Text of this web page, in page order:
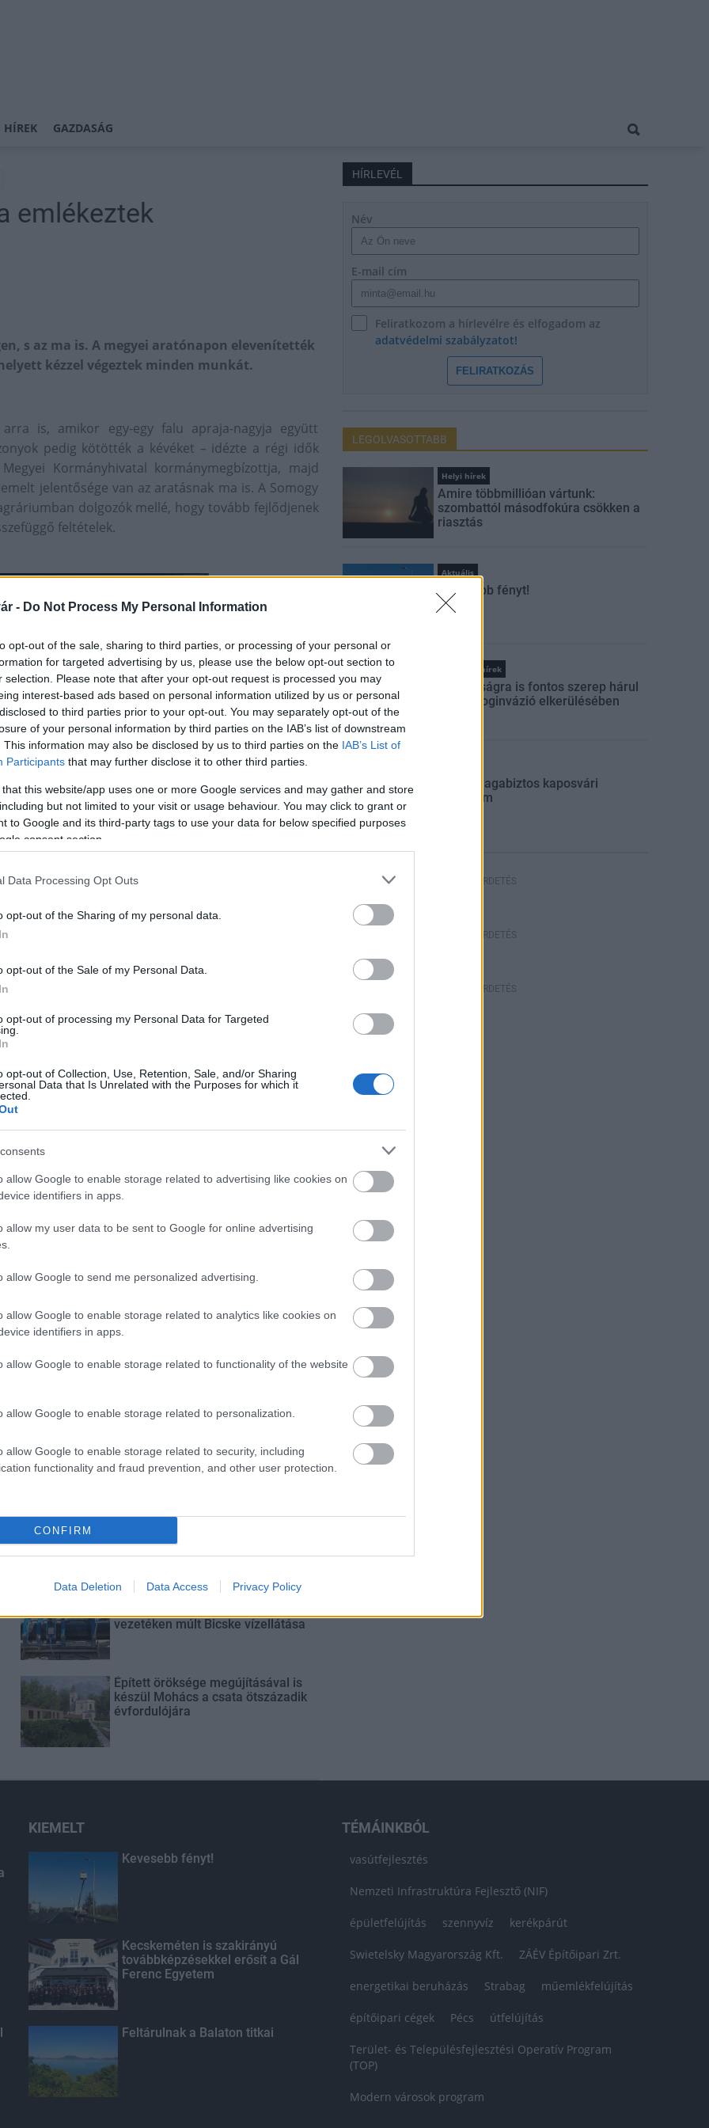
- Do Not Process My Personal Information
opt-out of the sale, sharing to third parties, or processing of your personal or
for targeted advertising by us, please use the below opt-out section to
selection. Please note that after your opt-out request is processed you may
interest-based ads based on personal information utilized by us or personal
to third parties prior to your opt-out. You may separately opt-out of the
of your personal information by third parties on the IAB’s list of downstream
This information may also be disclosed by us to third parties on the IAB’s List of
Participants that may further disclose it to other third parties.
that this website/app uses one or more Google services and may gather and store
but not limited to your visit or usage behaviour. You may click to grant or
to Google and its third-party tags to use your data for below specified purposes
consent section.
Data Processing Opt Outs
opt-out of the Sharing of my personal data.
opt-out of the Sale of my Personal Data.
opt-out of processing my Personal Data for Targeted
opt-out of Collection, Use, Retention, Sale, and/or Sharing
Data that Is Unrelated with the Purposes for which it
allow Google to enable storage related to advertising like cookies on
identifiers in apps.
allow my user data to be sent to Google for online advertising
allow Google to send me personalized advertising.
allow Google to enable storage related to analytics like cookies on
identifiers in apps.
allow Google to enable storage related to functionality of the website
allow Google to enable storage related to personalization.
allow Google to enable storage related to security, including
functionality and fraud prevention, and other user protection.
CONFIRM
Data Deletion Data Access Privacy Policy
HÍREK GAZDASÁG
emlékeztek
s az ma is. A megyei aratónapon elevenítették
kézzel végeztek minden munkát.
is, amikor egy-egy falu apraja-nagyja együtt
pedig kötötték a kévéket – idézte a régi idők
Kormányhivatal kormánymegbízottja, majd
jelentősége van az aratásnak ma is. A Somogy
dolgozók mellé, hogy tovább fejlődjenek
feltételek.
a Nemzeti Agrárgazdasági Kamara megyei
alelnöke, valamint Witzmann Mihály, országgyűlési
Kecskeméten is szakirányú
továbbképzésekkel erősít a Gál
Paks II.: Mit jelent az 5. blokk új
árnyékában?
közelében lévő logisztikai bázis út-
Látlelet a hazai víziközművekről?
vezetéken múlt Bicske vízellátása
Épített öröksége megújításával is
készül Mohács a csata ötszázadik
évfordulójára
HÍRLEVÉL
Név
E-mail cím
Feliratkozom a hírlevélre és elfogadom az
adatvédelmi szabályzatot!
FELIRATKOZÁS
LEGOLVASOTTABB
Helyi hírek
Amire többmillióan vártunk:
szombattól másodfokúra csökken a
riasztás
Aktuális
Kevesebb fényt!
Országos hírek
A lakosságra is fontos szerep hárul
a szúnyoginvázió elkerülésében
Újabb magabiztos kaposvári
győzelem
HIRDETÉS
HÍRDETÉS
HÍRDETÉS
KIEMELT
Kevesebb fényt!
Kecskeméten is szakirányú
továbbképzésekkel erősít a Gál
Ferenc Egyetem
Feltárulnak a Balaton titkai
TÉMÁINKBÓL
vasútfejlesztés
Nemzeti Infrastruktúra Fejlesztő (NIF)
épületfelújítás szennyvíz kerékpárút
Swietelsky Magyarország Kft. ZÁÉV Építőipari Zrt.
energetikai beruházás Strabag műemlékfelújítás
építőipari cégek Pécs útfelújítás
Terület- és Településfejlesztési Operatív Program
(TOP)
Modern városok program